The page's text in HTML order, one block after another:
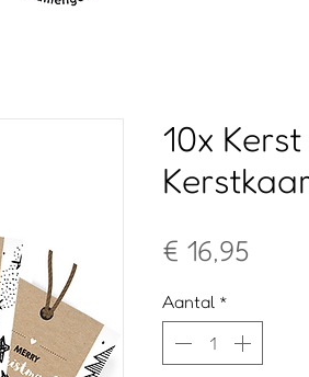
10x
€ 16,95
Aantal *